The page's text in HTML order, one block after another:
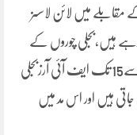
مقابلے میں لائن لاسسز
رہے ہیں،بجلی چوروں کے
خلاف بھی مؤثر کارروائی جاری ہے، اور ماہانہ 10سے15 تک ایف آئی آرزبجلی
ہیں اور اس مد میں